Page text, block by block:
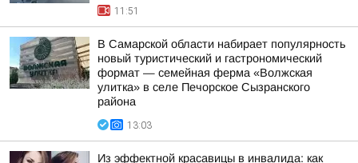
11:51
В Самарской области набирает популярность
новый туристический и гастрономический
формат — семейная ферма «Волжская
улитка» в селе Печорское Сызранского
района
13:03
Из эффектной красавицы в инвалида: как